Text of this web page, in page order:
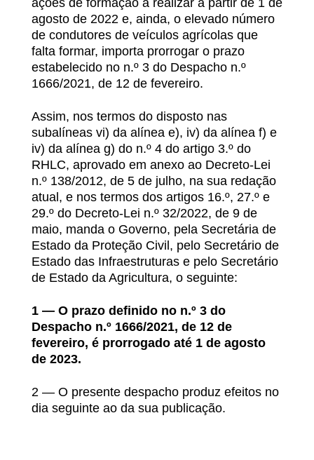
agosto de 2022 e, ainda, o elevado número
de condutores de veículos agrícolas que
falta formar, importa prorrogar o prazo
estabelecido no n.º 3 do Despacho n.º
1666/2021, de 12 de fevereiro.
Assim, nos termos do disposto nas
subalíneas vi) da alínea e), iv) da alínea f) e
iv) da alínea g) do n.º 4 do artigo 3.º do
RHLC, aprovado em anexo ao Decreto-Lei
n.º 138/2012, de 5 de julho, na sua redação
atual, e nos termos dos artigos 16.º, 27.º e
29.º do Decreto-Lei n.º 32/2022, de 9 de
maio, manda o Governo, pela Secretária de
Estado da Proteção Civil, pelo Secretário de
Estado das Infraestruturas e pelo Secretário
de Estado da Agricultura, o seguinte:
1 — O prazo definido no n.º 3 do
Despacho n.º 1666/2021, de 12 de
fevereiro, é prorrogado até 1 de agosto
de 2023.
2 — O presente despacho produz efeitos no
dia seguinte ao da sua publicação.